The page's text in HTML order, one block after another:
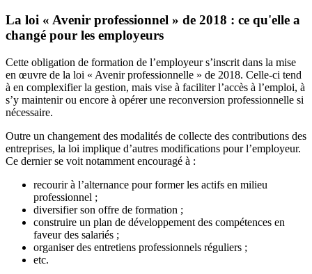
La loi « Avenir professionnel » de 2018 : ce qu'elle a
changé pour les employeurs
Cette obligation de formation de l’employeur s’inscrit dans la mise
en œuvre de la loi « Avenir professionnelle » de 2018. Celle-ci tend
à en complexifier la gestion, mais vise à faciliter l’accès à l’emploi, à
s’y maintenir ou encore à opérer une reconversion professionnelle si
nécessaire.
Outre un changement des modalités de collecte des contributions des
entreprises, la loi implique d’autres modifications pour l’employeur.
Ce dernier se voit notamment encouragé à :
recourir à l’alternance pour former les actifs en milieu
professionnel ;
diversifier son offre de formation ;
construire un plan de développement des compétences en
faveur des salariés ;
organiser des entretiens professionnels réguliers ;
etc.